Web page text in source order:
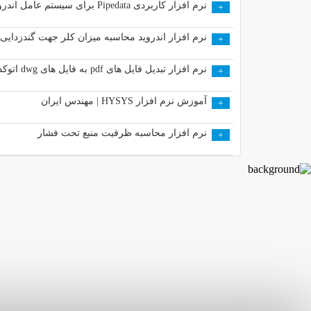
+ نرم افزار کاربردی Pipedata برای سیستم عامل اندروید
+ نرم افزار اندروید محاسبه میزان کلر جهت
+ نرم افزار تبدیل فایل های pdf به فایل های dwg اتوکد ( OverCAD PDF to DWG Converter )
+ آموزش نرم افزار HYSYS | مهندس ایران
+ نرم ‌افزار محاسبه ظرفیت منبع تحت فشار